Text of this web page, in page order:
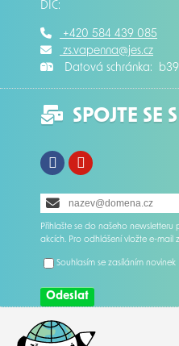
DIČ:
+420 584 439 085
zs.vapenna@jes.cz
Datová schránka:
SPOJTE SE
Facebook
Přihlašte se do našeho
akcích. Pro odhlášení vložte e-mail
Souhlasím se zasíláním novinek
Odeslat